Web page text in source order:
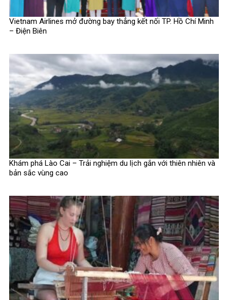
Vietnam Airlines mở đường bay thẳng kết nối TP. Hồ Chí Minh
– Điện Biên
Khám phá Lào Cai – Trải nghiệm du lịch gắn với thiên nhiên và
bản sắc vùng cao